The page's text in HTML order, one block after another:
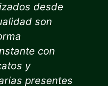
desde
son
con
y
presentes